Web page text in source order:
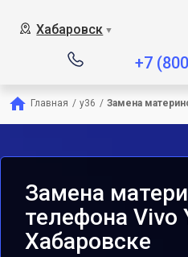
Хабаровск ▼
+7
Главная / y36 / Замена
Замена
телефона Vivo
Хабаровске